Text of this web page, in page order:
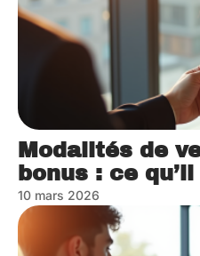
Modalités de
bonus : ce
10 mars 2026